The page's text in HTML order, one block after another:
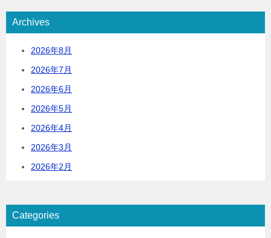
Archives
2026年8月
2026年7月
2026年6月
2026年5月
2026年4月
2026年3月
2026年2月
Categories